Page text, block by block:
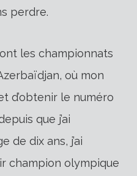
perdre.
les championnats
où mon
d’obtenir le numéro
que j’ai
de dix ans, j’ai
champion olympique